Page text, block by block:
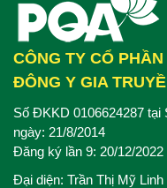
CÔNG TY CỔ
ĐÔNG Y GIA
Số ĐKKD 0106624287
ngày: 21/8/2014
Đăng ký lần 9: 20/12/2022
Đại diện: Trần Thị Mỹ Linh